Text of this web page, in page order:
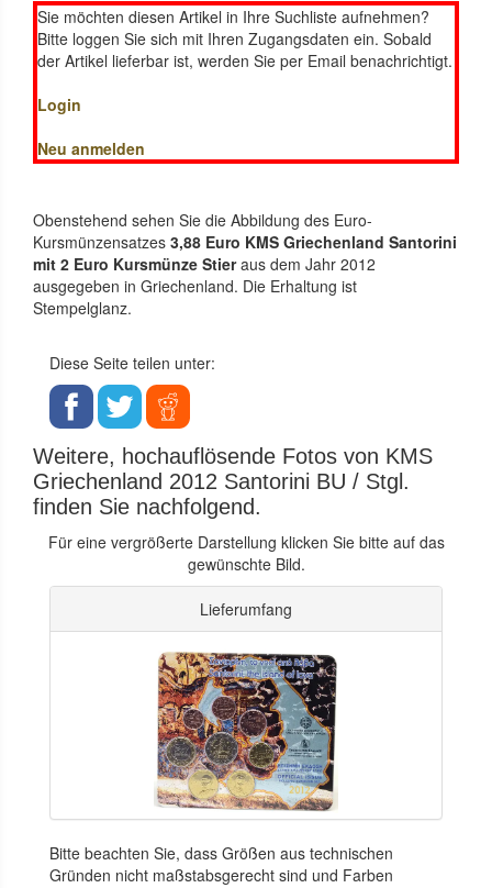
Sie möchten diesen Artikel in Ihre Suchliste aufnehmen?
Bitte loggen Sie sich mit Ihren Zugangsdaten ein. Sobald
der Artikel lieferbar ist, werden Sie per Email benachrichtigt.
Login
Neu anmelden
Obenstehend sehen Sie die Abbildung des Euro-
Kursmünzensatzes 3,88 Euro KMS Griechenland Santorini
mit 2 Euro Kursmünze Stieraus dem Jahr 2012
ausgegeben in Griechenland. Die Erhaltung ist
Stempelglanz.
Diese Seite teilen unter:
Weitere, hochauflösende Fotos von KMS
Griechenland 2012 Santorini BU / Stgl.
finden Sie nachfolgend.
Für eine vergrößerte Darstellung klicken Sie bitte auf das
gewünschte Bild.
Lieferumfang
Bitte beachten Sie, dass Größen aus technischen
Gründen nicht maßstabsgerecht sind und Farben